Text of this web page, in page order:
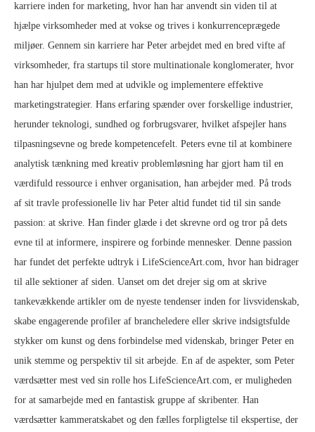
karriere inden for marketing, hvor han har anvendt sin viden til at
hjælpe virksomheder med at vokse og trives i konkurrenceprægede
miljøer. Gennem sin karriere har Peter arbejdet med en bred vifte af
virksomheder, fra startups til store multinationale konglomerater, hvor
han har hjulpet dem med at udvikle og implementere effektive
marketingstrategier. Hans erfaring spænder over forskellige industrier,
herunder teknologi, sundhed og forbrugsvarer, hvilket afspejler hans
tilpasningsevne og brede kompetencefelt. Peters evne til at kombinere
analytisk tænkning med kreativ problemløsning har gjort ham til en
værdifuld ressource i enhver organisation, han arbejder med. På trods
af sit travle professionelle liv har Peter altid fundet tid til sin sande
passion: at skrive. Han finder glæde i det skrevne ord og tror på dets
evne til at informere, inspirere og forbinde mennesker. Denne passion
har fundet det perfekte udtryk i LifeScienceArt.com, hvor han bidrager
til alle sektioner af siden. Uanset om det drejer sig om at skrive
tankevækkende artikler om de nyeste tendenser inden for livsvidenskab,
skabe engagerende profiler af brancheledere eller skrive indsigtsfulde
stykker om kunst og dens forbindelse med videnskab, bringer Peter en
unik stemme og perspektiv til sit arbejde. En af de aspekter, som Peter
værdsætter mest ved sin rolle hos LifeScienceArt.com, er muligheden
for at samarbejde med en fantastisk gruppe af skribenter. Han
værdsætter kammeratskabet og den fælles forpligtelse til ekspertise, der